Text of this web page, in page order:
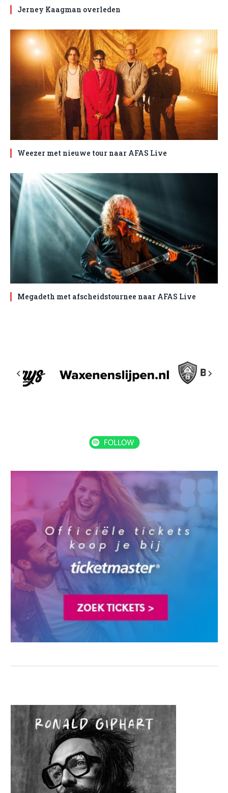
Jerney Kaagman overleden
Weezer met nieuwe tour naar AFAS Live
Megadeth met afscheidstournee naar AFAS Live